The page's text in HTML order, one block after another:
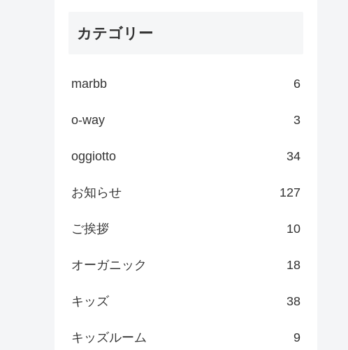
カテゴリー
marbb 6
o-way 3
oggiotto 34
お知らせ 127
ご挨拶 10
オーガニック 18
キッズ 38
キッズルーム 9